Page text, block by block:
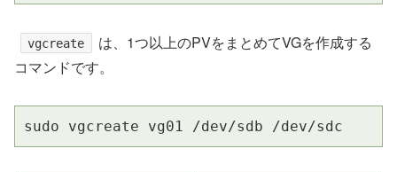
vgcreate
は、1つ以上のPVをまとめてVGを作成する
コマンドです。
sudo vgcreate vg01 /dev/sdb /dev/sdc